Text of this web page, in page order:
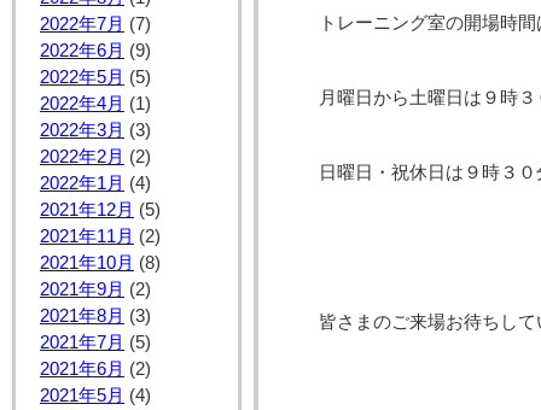
2022年7月 (7)
2022年6月 (9)
2022年5月 (5)
2022年4月 (1)
2022年3月 (3)
2022年2月 (2)
2022年1月 (4)
2021年12月 (5)
2021年11月 (2)
2021年10月 (8)
2021年9月 (2)
2021年8月 (3)
2021年7月 (5)
2021年6月 (2)
2021年5月 (4)
トレーニング室の開場時間
月曜日から土曜日は９時
日曜日・祝休日は９時３
皆さまのご来場お待ちして